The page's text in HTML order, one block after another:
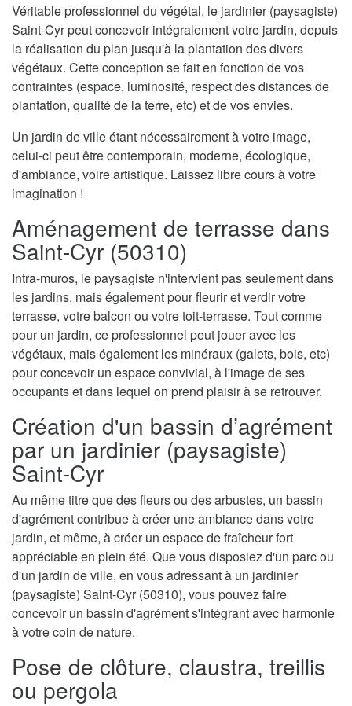
Véritable professionnel du végétal, le jardinier (paysagiste)
Saint-Cyr peut concevoir intégralement votre jardin, depuis
la réalisation du plan jusqu'à la plantation des divers
végétaux. Cette conception se fait en fonction de vos
contraintes (espace, luminosité, respect des distances de
plantation, qualité de la terre, etc) et de vos envies.
Un jardin de ville étant nécessairement à votre image,
celui-ci peut être contemporain, moderne, écologique,
d'ambiance, voire artistique. Laissez libre cours à votre
imagination !
Aménagement de terrasse dans
Saint-Cyr (50310)
Intra-muros, le paysagiste n'intervient pas seulement dans
les jardins, mais également pour fleurir et verdir votre
terrasse, votre balcon ou votre toit-terrasse. Tout comme
pour un jardin, ce professionnel peut jouer avec les
végétaux, mais également les minéraux (galets, bois, etc)
pour concevoir un espace convivial, à l'image de ses
occupants et dans lequel on prend plaisir à se retrouver.
Création d'un bassin d’agrément
par un jardinier (paysagiste)
Saint-Cyr
Au même titre que des fleurs ou des arbustes, un bassin
d'agrément contribue à créer une ambiance dans votre
jardin, et même, à créer un espace de fraîcheur fort
appréciable en plein été. Que vous disposiez d'un parc ou
d'un jardin de ville, en vous adressant à un jardinier
(paysagiste) Saint-Cyr (50310), vous pouvez faire
concevoir un bassin d'agrément s'intégrant avec harmonie
à votre coin de nature.
Pose de clôture, claustra, treillis
ou pergola